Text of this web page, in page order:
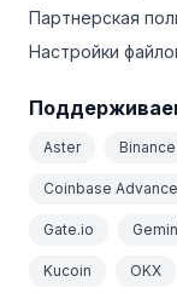
Партнерская
Настройки
Aster Binance
Coinbase
Gate.io
Kucoin OKX